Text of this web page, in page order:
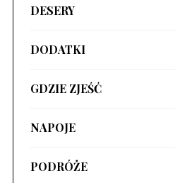
DESERY
DODATKI
GDZIE ZJEŚĆ
NAPOJE
PODRÓŻE